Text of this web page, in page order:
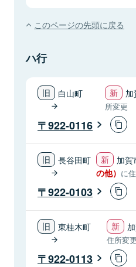
このページの先頭に戻る
ハ行
白山町
所変更
922-0116
長谷田町 加賀
の他） に
922-0103
東桂木町
住所変更
922-0113